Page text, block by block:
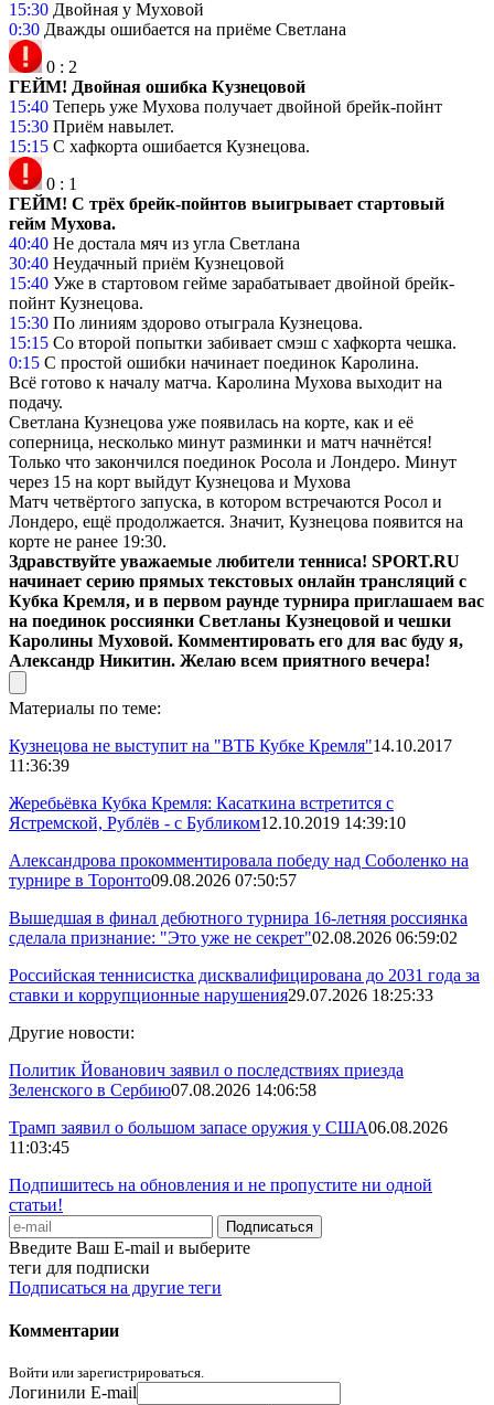
15:30 Двойная у Муховой
0:30 Дважды ошибается на приёме Светлана
0 : 2
ГЕЙМ! Двойная ошибка Кузнецовой
15:40 Теперь уже Мухова получает двойной брейк-пойнт
15:30 Приём навылет.
15:15 С хафкорта ошибается Кузнецова.
0 : 1
ГЕЙМ! С трёх брейк-пойнтов выигрывает стартовый
гейм Мухова.
40:40 Не достала мяч из угла Светлана
30:40 Неудачный приём Кузнецовой
15:40 Уже в стартовом гейме зарабатывает двойной брейк-
пойнт Кузнецова.
15:30 По линиям здорово отыграла Кузнецова.
15:15 Со второй попытки забивает смэш с хафкорта чешка.
0:15 С простой ошибки начинает поединок Каролина.
Всё готово к началу матча. Каролина Мухова выходит на
подачу.
Светлана Кузнецова уже появилась на корте, как и её
соперница, несколько минут разминки и матч начнётся!
Только что закончился поединок Росола и Лондеро. Минут
через 15 на корт выйдут Кузнецова и Мухова
Матч четвёртого запуска, в котором встречаются Росол и
Лондеро, ещё продолжается. Значит, Кузнецова появится на
корте не ранее 19:30.
Здравствуйте уважаемые любители тенниса! SPORT.RU
начинает серию прямых текстовых онлайн трансляций с
Кубка Кремля, и в первом раунде турнира приглашаем вас
на поединок россиянки Светланы Кузнецовой и чешки
Каролины Муховой. Комментировать его для вас буду я,
Александр Никитин. Желаю всем приятного вечера!
Материалы по теме:
Кузнецова не выступит на "ВТБ Кубке Кремля"14.10.2017
11:36:39
Жеребьёвка Кубка Кремля: Касаткина встретится с
Ястремской, Рублёв - с Бубликом12.10.2019 14:39:10
Александрова прокомментировала победу над Соболенко на
турнире в Торонто09.08.2026 07:50:57
Вышедшая в финал дебютного турнира 16-летняя россиянка
сделала признание: "Это уже не секрет"02.08.2026 06:59:02
Российская теннисистка дисквалифицирована до 2031 года за
ставки и коррупционные нарушения29.07.2026 18:25:33
Другие новости:
Политик Йованович заявил о последствиях приезда
Зеленского в Сербию07.08.2026 14:06:58
Трамп заявил о большом запасе оружия у США06.08.2026
11:03:45
Подпишитесь на обновления и не пропустите ни одной
статьи!
Введите Ваш E-mail и выберите
теги для подписки
Подписаться на другие теги
Комментарии
Войти или зарегистрироваться.
Логинили E-mail